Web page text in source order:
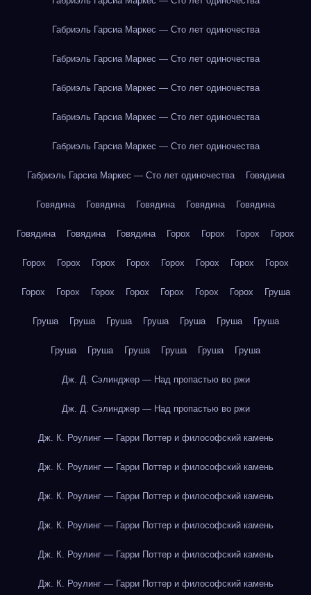
Габриэль Гарсиа Маркес — Сто лет одиночества
Габриэль Гарсиа Маркес — Сто лет одиночества
Габриэль Гарсиа Маркес — Сто лет одиночества
Габриэль Гарсиа Маркес — Сто лет одиночества
Габриэль Гарсиа Маркес — Сто лет одиночества
Габриэль Гарсиа Маркес — Сто лет одиночества Говядина
Говядина Говядина Говядина Говядина Говядина
Говядина Говядина Говядина Горох Горох Горох Горох
Горох Горох Горох Горох Горох Горох Горох Горох
Горох Горох Горох Горох Горох Горох Горох Груша
Груша Груша Груша Груша Груша Груша Груша
Груша Груша Груша Груша Груша Груша
Дж. Д. Сэлинджер — Над пропастью во ржи
Дж. Д. Сэлинджер — Над пропастью во ржи
Дж. К. Роулинг — Гарри Поттер и философский камень
Дж. К. Роулинг — Гарри Поттер и философский камень
Дж. К. Роулинг — Гарри Поттер и философский камень
Дж. К. Роулинг — Гарри Поттер и философский камень
Дж. К. Роулинг — Гарри Поттер и философский камень
Дж. К. Роулинг — Гарри Поттер и философский камень